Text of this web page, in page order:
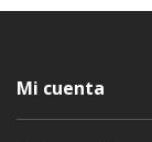
Mi cuenta